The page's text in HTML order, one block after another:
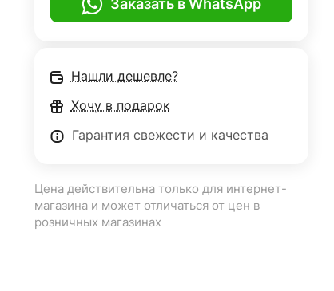
Нашли дешевле?
Хочу в подарок
Гарантия свежести и качества
Цена действительна только для интернет-
магазина и может отличаться от цен в
розничных магазинах